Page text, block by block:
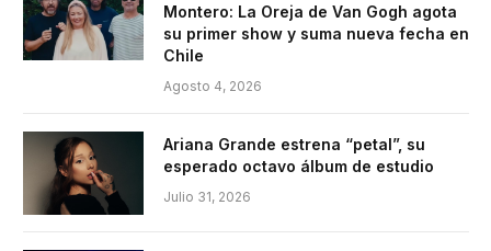
Montero: La Oreja de Van Gogh agota
su primer show y suma nueva fecha en
Chile
Agosto 4, 2026
Ariana Grande estrena “petal”, su
esperado octavo álbum de estudio
Julio 31, 2026